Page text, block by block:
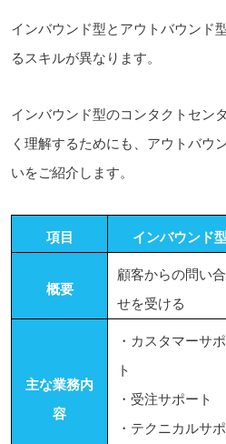
インバウンド型とアウトバウンド
るスキルが異なります。
インバウンド型のコンタクトセン
く理解するためにも、アウトバウ
いをご紹介します。
項目 インバウンド型
概要
顧客からの問い
せを受ける
主な業務内
容
・カスタマーサ
ト
・受注サポート
・テクニカルサ